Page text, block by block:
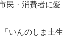
民・消費者に愛
いんのしま土生